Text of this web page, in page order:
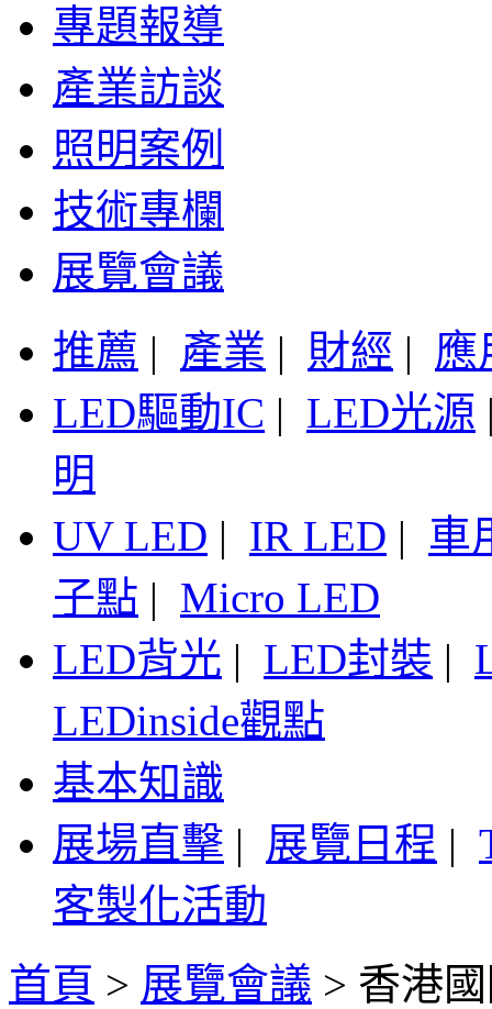
專題報導
產業訪談
照明案例
技術專欄
展覽會議
推薦 | 產業 | 財經 | 應
LED驅動IC | LED光源
明
UV LED | IR LED | 車
子點 | Micro LED
LED背光 | LED封裝 |
LEDinside觀點
基本知識
展場直擊 | 展覽日程 |
客製化活動
首頁 > 展覽會議 > 香港